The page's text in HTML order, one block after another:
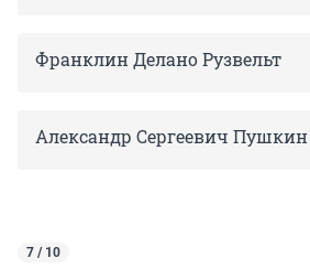
Франклин Делано Рузвельт
Александр Сергеевич Пушкин
7 / 10